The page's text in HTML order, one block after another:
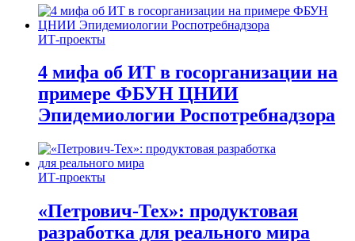
ИТ-проекты
4 мифа об ИТ в госорганизации на
примере ФБУН ЦНИИ
Эпидемиологии Роспотребнадзора
ИТ-проекты
«Петрович-Тех»: продуктовая
разработка для реального мира